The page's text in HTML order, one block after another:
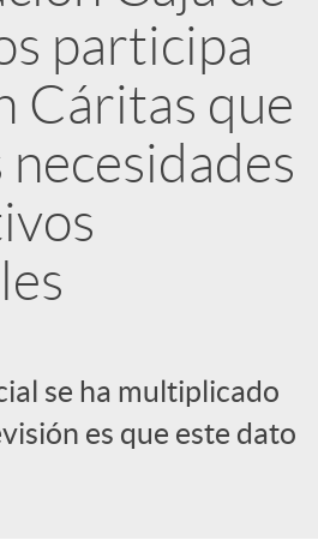
participa
Cáritas que
se ha multiplicado
es que este dato